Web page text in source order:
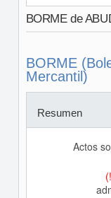
BORME de
BORME
Mercantil)
Resumen
Actos